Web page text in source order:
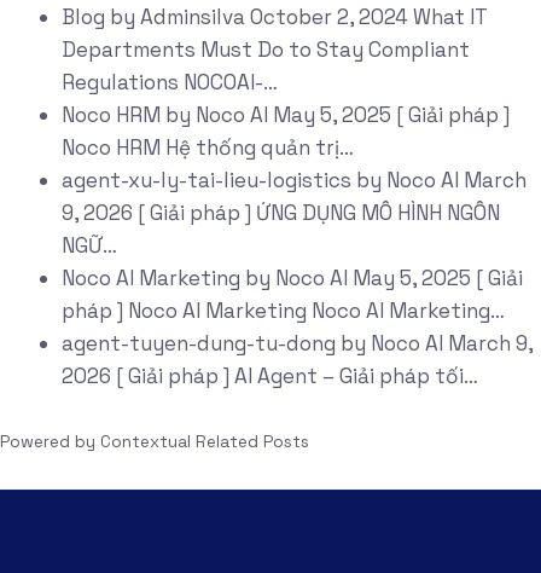
Blog by AdminsilvaOctober 2, 2024 What IT
Departments Must Do to Stay Compliant
Regulations NOCOAI-…
Noco HRM by Noco AI May 5, 2025 [ Giải pháp ]
Noco HRM Hệ thống quản trị…
agent-xu-ly-tai-lieu-logistics by Noco AI March
9, 2026 [ Giải pháp ] ỨNG DỤNG MÔ HÌNH NGÔN
NGỮ…
Noco AI Marketing by Noco AI May 5, 2025 [ Giải
pháp ] Noco AI Marketing Noco AI Marketing…
agent-tuyen-dung-tu-dong by Noco AI March 9,
2026 [ Giải pháp ] AI Agent – Giải pháp tối…
Powered by Contextual Related Posts